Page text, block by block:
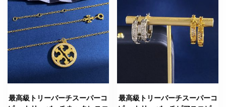
最高級トリーバーチスーパーコ
最高級トリーバーチスーパーコ